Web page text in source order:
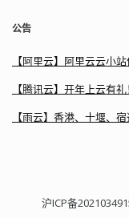
公告
【阿里云】阿里云云小
【腾讯云】开年上云有
【雨云】香港、十堰、
沪ICP备